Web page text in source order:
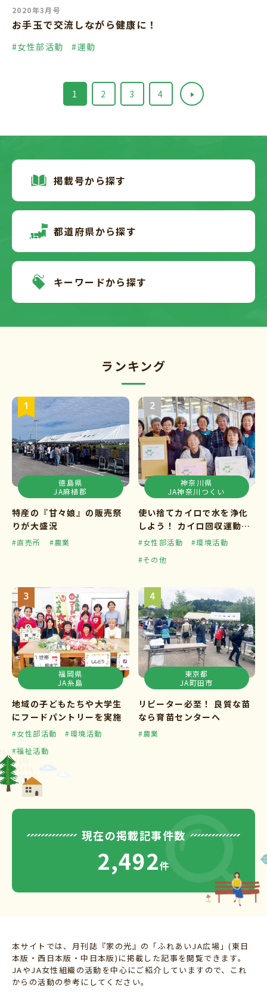
2020年3月号
お手玉で交流しながら健康に！
#女性部活動 #運動
1 2 3 4
掲載号から探す
都道府県から探す
キーワードから探す
ランキング
徳島県
JA麻植郡
特産の『甘々娘』の販売祭
りが大盛況
#直売所 #農業
神奈川県
JA神奈川つくい
使い捨てカイロで水を浄化
しよう！ カイロ回収運動ス
タート
#女性部活動
#環境活動
#その他
福岡県
JA糸島
地域の子どもたちや大学生
にフードパントリーを実施
#女性部活動
#環境活動
#福祉活動
東京都
JA町田市
リピーター必至！ 良質な苗
なら育苗センターへ
#農業
現在の掲載記事件数
2,492件
本サイトでは、月刊誌『家の光』の「ふれあいJA広場」(東日
本版・西日本版・中日本版)に掲載した記事を閲覧できます。
JAやJA女性組織の活動を中心にご紹介していますので、これ
からの活動の参考にしてください。